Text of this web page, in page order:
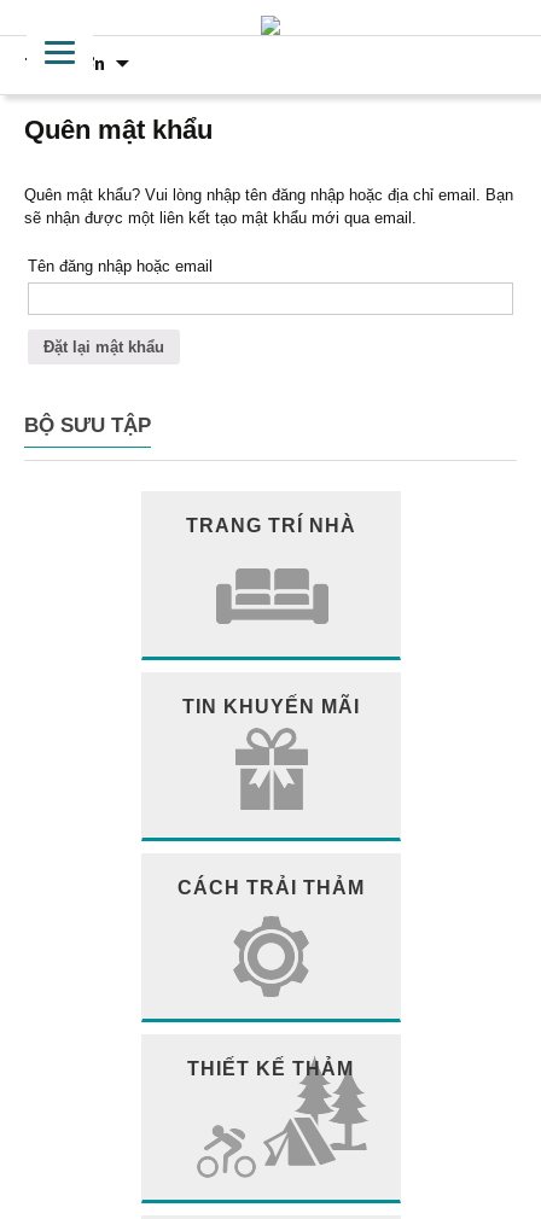
Trình đơn
phần
nội
dung
Quên mật khẩu
Quên mật khẩu? Vui lòng nhập tên đăng nhập hoặc địa chỉ email. Bạn
sẽ nhận được một liên kết tạo mật khẩu mới qua email.
Tên đăng nhập hoặc email
Đặt lại mật khẩu
BỘ SƯU TẬP
TRANG TRÍ NHÀ
TIN KHUYẾN MÃI
CÁCH TRẢI THẢM
THIẾT KẾ THẢM